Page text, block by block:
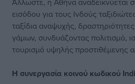
εισόδου για τους Ινδούς
ταξίδια αναψυχής,
γάμων, συνδυάζοντας πολιτισμό,
τουρισμό υψηλής προστιθέμενης
Η συνεργασία κοινού κωδικού